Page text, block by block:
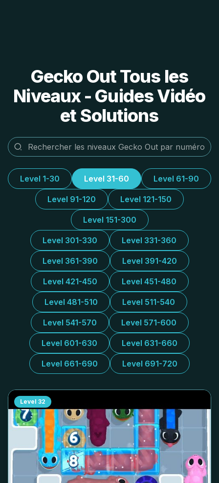
Gecko Out Tous les
Niveaux - Guides Vidéo
et Solutions
Level 1-30 Level 31-60 Level 61-90
Level 91-120 Level 121-150
Level 151-300
Level 301-330 Level 331-360
Level 361-390 Level 391-420
Level 421-450 Level 451-480
Level 481-510 Level 511-540
Level 541-570 Level 571-600
Level 601-630 Level 631-660
Level 661-690 Level 691-720
Level 32